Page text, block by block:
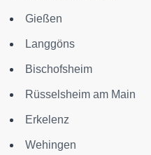
Gießen
Langgöns
Bischofsheim
Rüsselsheim am Main
Erkelenz
Wehingen